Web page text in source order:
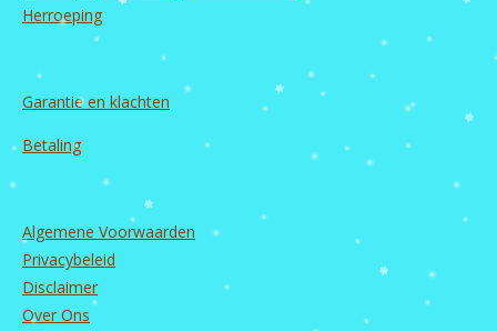
Herroeping
Garantie en klachten
Betaling
Algemene Voorwaarden
Privacybeleid
Disclaimer
Over Ons